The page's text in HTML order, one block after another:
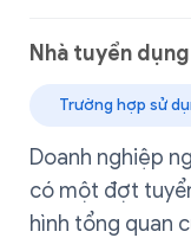
Nhà tuyển dụng
Trường hợp sử
Doanh nghiệp
có một đợt
hình tổng quan